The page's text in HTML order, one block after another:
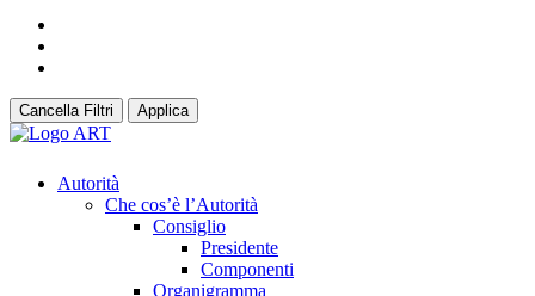
Cancella Filtri Applica
Autorità
Che cos’è l’Autorità
Consiglio
Presidente
Componenti
Organigramma